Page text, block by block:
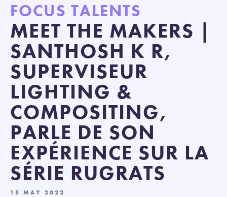
FOCUS TALENTS
MEET THE MAKERS |
SANTHOSH K R,
SUPERVISEUR
LIGHTING &
COMPOSITING,
PARLE DE SON
EXPÉRIENCE SUR LA
SÉRIE RUGRATS
18 MAY 2022